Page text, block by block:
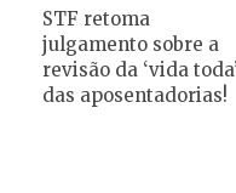
STF retoma
julgamento sobre a
revisão da ‘vida toda’
das aposentadorias!